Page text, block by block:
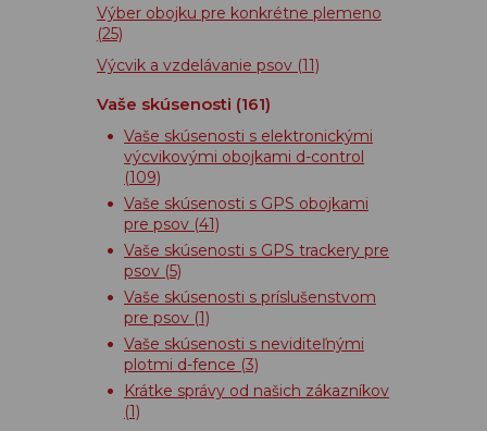
Výber obojku pre konkrétne plemeno
(25)
Výcvik a vzdelávanie psov (11)
Vaše skúsenosti (161)
Vaše skúsenosti s elektronickými
výcvikovými obojkami d-control
(109)
Vaše skúsenosti s GPS obojkami
pre psov (41)
Vaše skúsenosti s GPS trackery pre
psov (5)
Vaše skúsenosti s príslušenstvom
pre psov (1)
Vaše skúsenosti s neviditeľnými
plotmi d-fence (3)
Krátke správy od našich zákazníkov
(1)